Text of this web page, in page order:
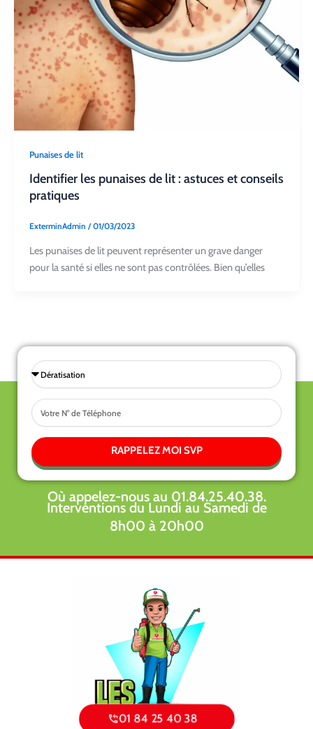
Punaises de lit
Identifier les punaises de lit : astuces et conseils
pratiques
ExterminAdmin /01/03/2023
Les punaises de lit peuvent représenter un grave danger
pour la santé si elles ne sont pas contrôlées. Bien qu’elles
Sélectionnez
une
prestations
Tel
RAPPELEZ MOI SVP
Où appelez-nous au 01.84.25.40.38.
Interventions du Lundi au Samedi de
8h00 à 20h00
01 84 25 40 38